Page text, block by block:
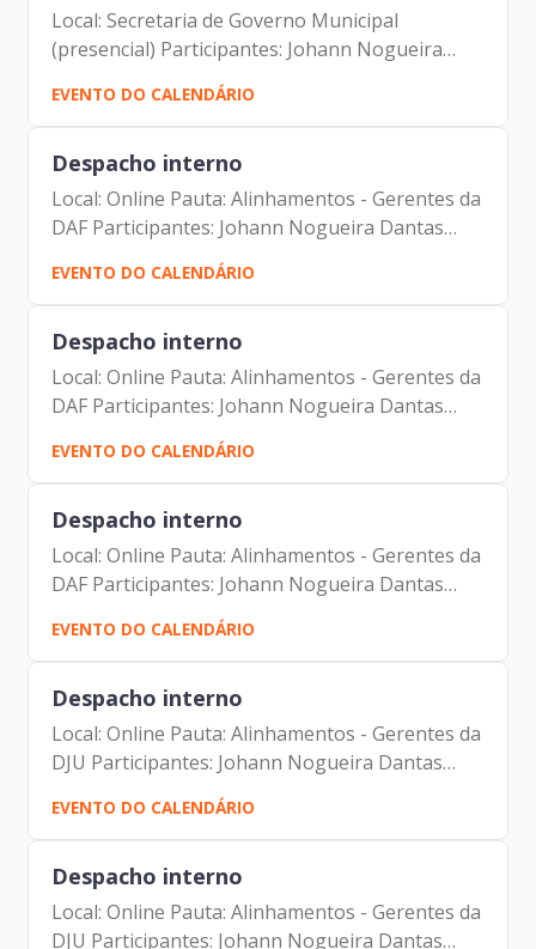
Local: Secretaria de Governo Municipal
(presencial) Participantes: Johann Nogueira
Dantas Marcelo Aires Antonelli Antonio Celso
de Paula Albuquerque Filho Pedro Caique
Leandro do Nascimento...
EVENTO DO CALENDÁRIO
Despacho interno
Local: Online Pauta: Alinhamentos - Gerentes da
DAF Participantes: Johann Nogueira Dantas
Carolina Magnani Hiromoto Carlos Alberto da
Silva Tatiana Rosa Mie Kusano Solange
Rodrigues Parra Marco...
EVENTO DO CALENDÁRIO
Despacho interno
Local: Online Pauta: Alinhamentos - Gerentes da
DAF Participantes: Johann Nogueira Dantas
Carolina Magnani Hiromoto Carlos Alberto da
Silva Tatiana Rosa Mie Kusano Solange
Rodrigues Parra Marco...
EVENTO DO CALENDÁRIO
Despacho interno
Local: Online Pauta: Alinhamentos - Gerentes da
DAF Participantes: Johann Nogueira Dantas
Carolina Magnani Hiromoto Carlos Alberto da
Silva Tatiana Rosa Mie Kusano Solange
Rodrigues Parra Marco...
EVENTO DO CALENDÁRIO
Despacho interno
Local: Online Pauta: Alinhamentos - Gerentes da
DJU Participantes: Johann Nogueira Dantas
Carolina Magnani Hiromoto Carlos Alberto da
Silva Vinicius Lobato Couto Carlos Antonio
Carvalho de Campos...
EVENTO DO CALENDÁRIO
Despacho interno
Local: Online Pauta: Alinhamentos - Gerentes da
DJU Participantes: Johann Nogueira Dantas